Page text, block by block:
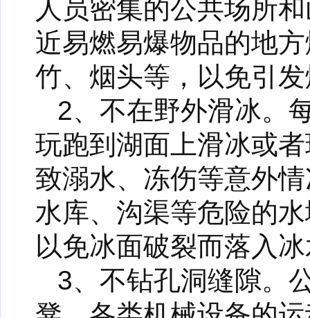
人员密集的公共场所
近易燃易爆物品的地
竹、烟头等，以免引
2、不在野外滑冰。
玩跑到湖面上滑冰或
致溺水、冻伤等意外
水库、沟渠等危险的
以免冰面破裂而落入
3、不钻孔洞缝隙。